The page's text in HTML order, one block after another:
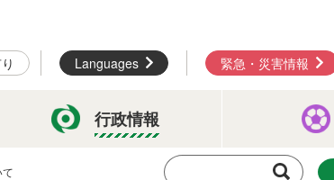
Languages 緊急・災害情報
行政情報